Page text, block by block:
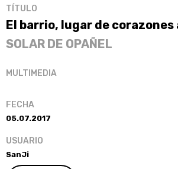
El barrio, lugar de corazones
SOLAR DE OPAÑEL
05.07.2017
SanJi